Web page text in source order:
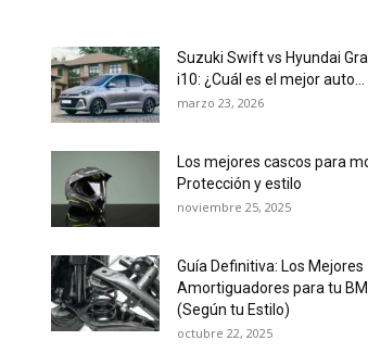
Suzuki Swift vs Hyundai
i10: ¿Cuál es el mejor auto...
marzo 23, 2026
Los mejores cascos para
Protección y estilo
noviembre 25, 2025
Guía Definitiva: Los Mejores
Amortiguadores para tu
(Según tu Estilo)
octubre 22, 2025